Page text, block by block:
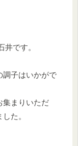
です。
調子はいかがで
集まりいただ
た。